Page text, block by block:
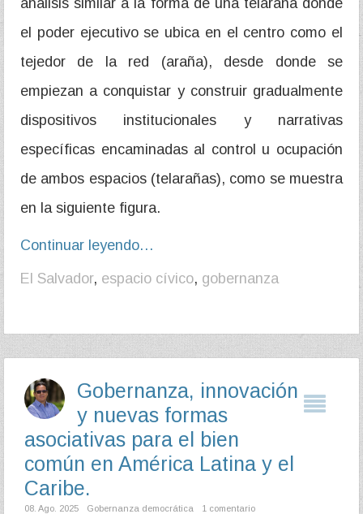
el poder ejecutivo se ubica en el centro como el
tejedor de la red (araña), desde donde se
empiezan a conquistar y construir gradualmente
dispositivos institucionales y narrativas
específicas encaminadas al control u ocupación
de ambos espacios (telarañas), como se muestra
en la siguiente figura.
Continuar leyendo…
El Salvador, espacio cívico, gobernanza
Gobernanza, innovación
y nuevas formas
asociativas para el bien
común en América Latina y el
Caribe.
08. Ago. 2025 Gobernanza democrática 1 comentario